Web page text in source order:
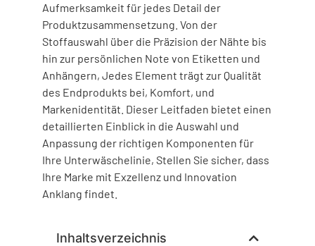
Aufmerksamkeit für jedes Detail der
Produktzusammensetzung. Von der
Stoffauswahl über die Präzision der Nähte bis
hin zur persönlichen Note von Etiketten und
Anhängern, Jedes Element trägt zur Qualität
des Endprodukts bei, Komfort, und
Markenidentität. Dieser Leitfaden bietet einen
detaillierten Einblick in die Auswahl und
Anpassung der richtigen Komponenten für
Ihre Unterwäschelinie, Stellen Sie sicher, dass
Ihre Marke mit Exzellenz und Innovation
Anklang findet.
Inhaltsverzeichnis